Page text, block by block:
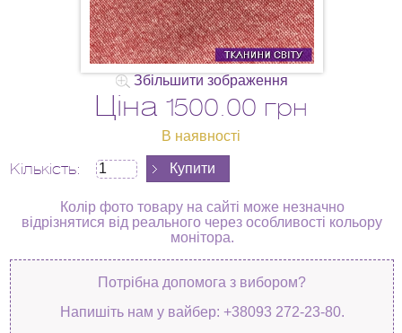
Збільшити зображення
Ціна 1500.00 грн
В наявності
Кількість:
Колір фото товару на сайті може незначно
відрізнятися від реального через особливості кольору
монітора.
Потрібна допомога з вибором?
Напишіть нам у вайбер: +38093 272-23-80.